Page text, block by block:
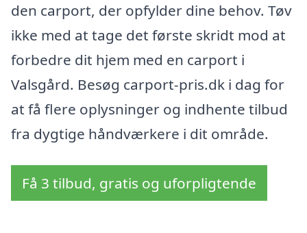
den carport, der opfylder dine behov. Tøv
ikke med at tage det første skridt mod at
forbedre dit hjem med en carport i
Valsgård. Besøg carport-pris.dk i dag for
at få flere oplysninger og indhente tilbud
fra dygtige håndværkere i dit område.
Få 3 tilbud, gratis og uforpligtende